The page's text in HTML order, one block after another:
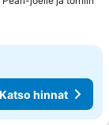
Katso hinnat